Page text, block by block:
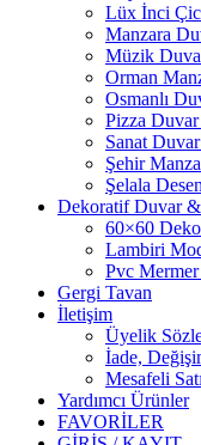
Lüx İnci
Manzara
Müzik
Orman
Osmanlı
Pizza Duvar
Sanat Duvar
Şehir
Şelala
Dekoratif Duvar
60×60
Lambiri
Pvc
Gergi Tavan
İletişim
Üyelik
İade,
Mesafeli
Yardımcı Ürünler
FAVORİLER